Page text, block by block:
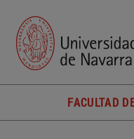
FACULTAD